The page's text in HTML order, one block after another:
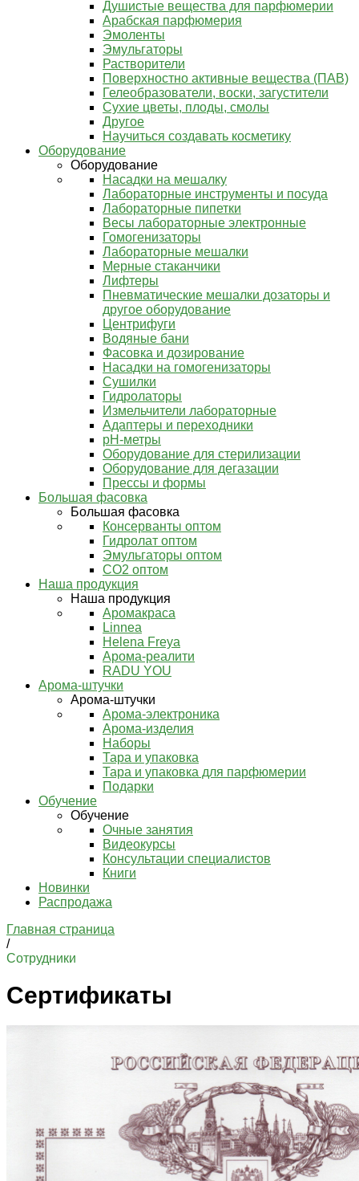
Душистые вещества для парфюмерии
Арабская парфюмерия
Эмоленты
Эмульгаторы
Растворители
Поверхностно активные вещества (ПАВ)
Гелеобразователи, воски, загустители
Сухие цветы, плоды, смолы
Другое
Научиться создавать косметику
Оборудование
Оборудование
Насадки на мешалку
Лабораторные инструменты и посуда
Лабораторные пипетки
Весы лабораторные электронные
Гомогенизаторы
Лабораторные мешалки
Мерные стаканчики
Лифтеры
Пневматические мешалки дозаторы и
другое оборудование
Центрифуги
Водяные бани
Фасовка и дозирование
Насадки на гомогенизаторы
Сушилки
Гидролаторы
Измельчители лабораторные
Адаптеры и переходники
pH-метры
Оборудование для стерилизации
Оборудование для дегазации
Прессы и формы
Большая фасовка
Большая фасовка
Консерванты оптом
Гидролат оптом
Эмульгаторы оптом
СО2 оптом
Наша продукция
Наша продукция
Аромакраса
Linnea
Helena Freya
Арома-реалити
RADU YOU
Арома-штучки
Арома-штучки
Арома-электроника
Арома-изделия
Наборы
Тара и упаковка
Тара и упаковка для парфюмерии
Подарки
Обучение
Обучение
Очные занятия
Видеокурсы
Консультации специалистов
Книги
Новинки
Распродажа
Главная страница
/
Сотрудники
Сертификаты